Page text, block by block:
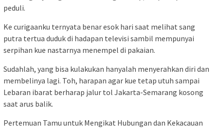
peduli.
Ke curigaanku ternyata benar esok hari saat melihat sang
putra tertua duduk di hadapan televisi sambil mempunyai
serpihan kue nastarnya menempel di pakaian.
Sudahlah, yang bisa kulakukan hanyalah menyerahkan diri dan
membelinya lagi. Toh, harapan agar kue tetap utuh sampai
Lebaran ibarat berharap jalur tol Jakarta-Semarang kosong
saat arus balik.
Pertemuan Tamu untuk Mengikat Hubungan dan Kekacauan